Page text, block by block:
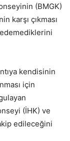
(BMGK)
karşı çıkması
kendisinin
için
(İHK) ve
edileceğini